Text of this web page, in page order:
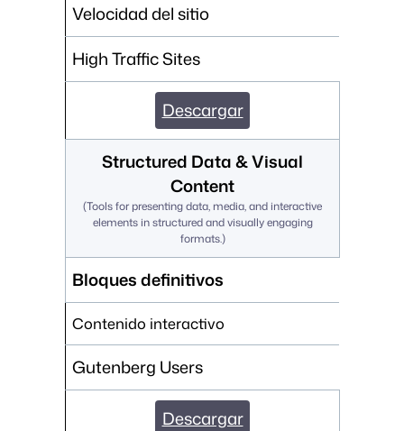
Velocidad del sitio
High Traffic Sites
Descargar
Structured Data & Visual
Content
(Tools for presenting data, media, and interactive
elements in structured and visually engaging
formats.)
Bloques definitivos
Contenido interactivo
Gutenberg Users
Descargar